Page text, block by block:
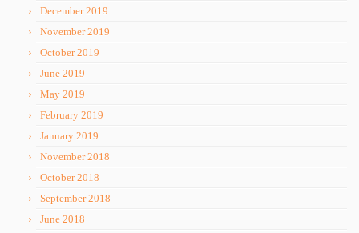
December 2019
November 2019
October 2019
June 2019
May 2019
February 2019
January 2019
November 2018
October 2018
September 2018
June 2018